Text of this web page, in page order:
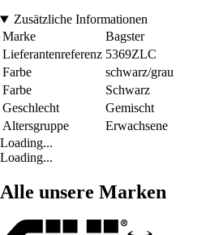
Zusätzliche Informationen
Marke
Bagster
Lieferantenreferenz 5369ZLC
Farbe
schwarz/grau
Farbe
Schwarz
Geschlecht
Gemischt
Altersgruppe
Erwachsene
Loading...
Loading...
Alle unsere Marken